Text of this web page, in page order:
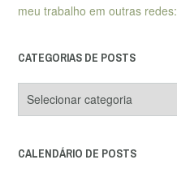
meu trabalho em outras redes:
CATEGORIAS DE POSTS
de
CALENDÁRIO DE POSTS